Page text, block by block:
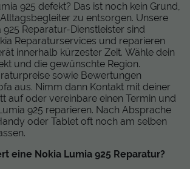
925 defekt? Das ist noch kein Grund,
zu entsorgen. Unsere
Reparatur-Dienstleister sind
Reparaturservices und reparieren
innerhalb kürzester Zeit. Wähle dein
und die gewünschte Region.
sowie Bewertungen
aus. Nimm dann Kontakt mit deiner
auf oder vereinbare einen Termin und
925 reparieren. Nach Absprache
oder Tablet oft noch am selben
eine Nokia Lumia 925 Reparatur?